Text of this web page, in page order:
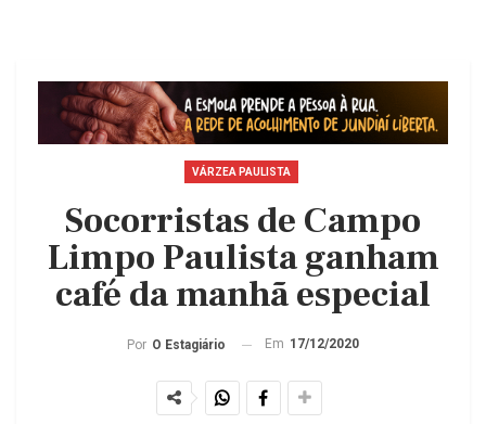
VÁRZEA PAULISTA
Socorristas de Campo
Limpo Paulista ganham
café da manhã especial
Por O Estagiário Em 17/12/2020